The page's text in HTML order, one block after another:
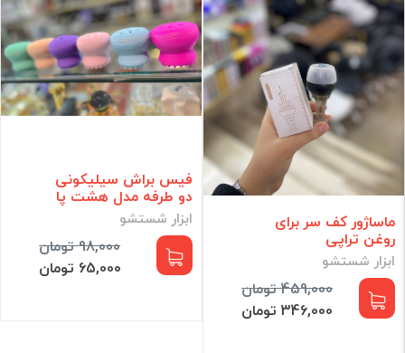
ماساژور کف سر برای
روغن تراپی
ابزار شستشو
459,000 تومان
346,000 تومان
فیس براش سیلیکونی
دو طرفه مدل هشت پا
ابزار شستشو
98,000 تومان
65,000 تومان